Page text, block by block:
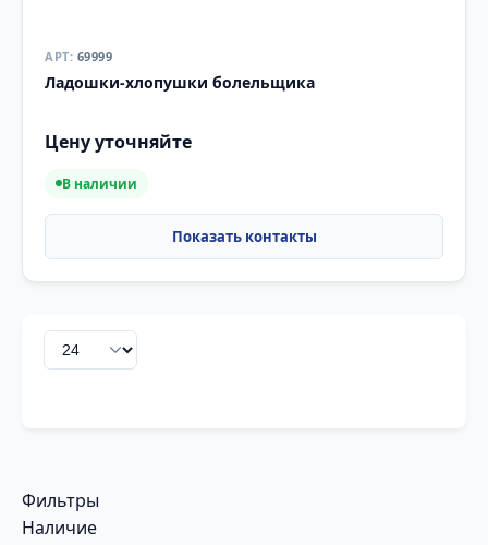
69999
Ладошки-хлопушки болельщика
Цену уточняйте
В наличии
Фильтры
Наличие